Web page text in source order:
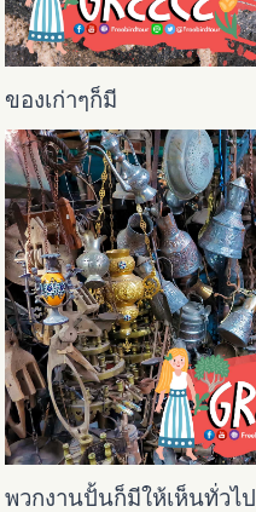
ของเก่าๆก็มี
พวกงานปั้นก็มีให้เห็นทั่วไป